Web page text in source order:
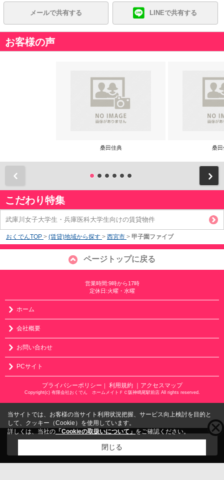
メールで共有する LINEで共有する
お客様の声
桑田佳典 桑田
こだわり特集
武庫川女子大学生・兵庫医科大学生向けの賃貸物件
おくでんTOP > (賃貸)地域から探す > 西宮市 > 甲子園ファイブ
ページトップに戻る
営業時間:9時から17時
定休日:火曜・水曜
ホーム
会社概要
お問い合わせ
PCサイト
プライバシーポリシー 利用規約 ｜アクセスマップ
Copyright(c) 有限会社おくでん ホームメイトＦＣ阪神鳴尾駅前店 All rights reserved.
こちらの物件をご覧の方にお勧めな物件
当サイトでは、お客様の当サイト利用状況把握、サービス向上検討を目的と
して、クッキー（Cookie）を使用しています。
詳しくは、当社の 「Cookieの取扱いについて」 をご確認ください。
閉じる